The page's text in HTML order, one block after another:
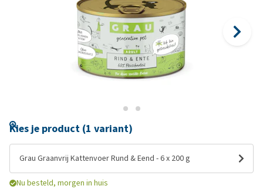
Kies je product (1 variant)
Grau Graanvrij Kattenvoer Rund & Eend - 6 x 200 g
Nu besteld, morgen in huis